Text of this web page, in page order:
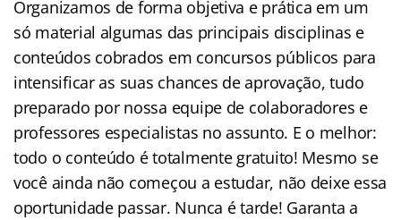
Organizamos de forma objetiva e prática em um
só material algumas das principais disciplinas e
conteúdos cobrados em concursos públicos para
intensificar as suas chances de aprovação, tudo
preparado por nossa equipe de colaboradores e
professores especialistas no assunto. E o melhor:
todo o conteúdo é totalmente gratuito! Mesmo se
você ainda não começou a estudar, não deixe essa
oportunidade passar. Nunca é tarde! Garanta a